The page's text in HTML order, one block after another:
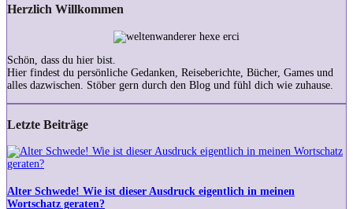
Herzlich Willkommen
Schön, dass du hier bist.
Hier findest du persönliche Gedanken, Reiseberichte, Bücher, Games und
alles dazwischen. Stöber gern durch den Blog und fühl dich wie zuhause.
Letzte Beiträge
Alter
Schwede!
ist
dieser
Alter Schwede! Wie ist dieser Ausdruck eigentlich in meinen
Wortschatz geraten?